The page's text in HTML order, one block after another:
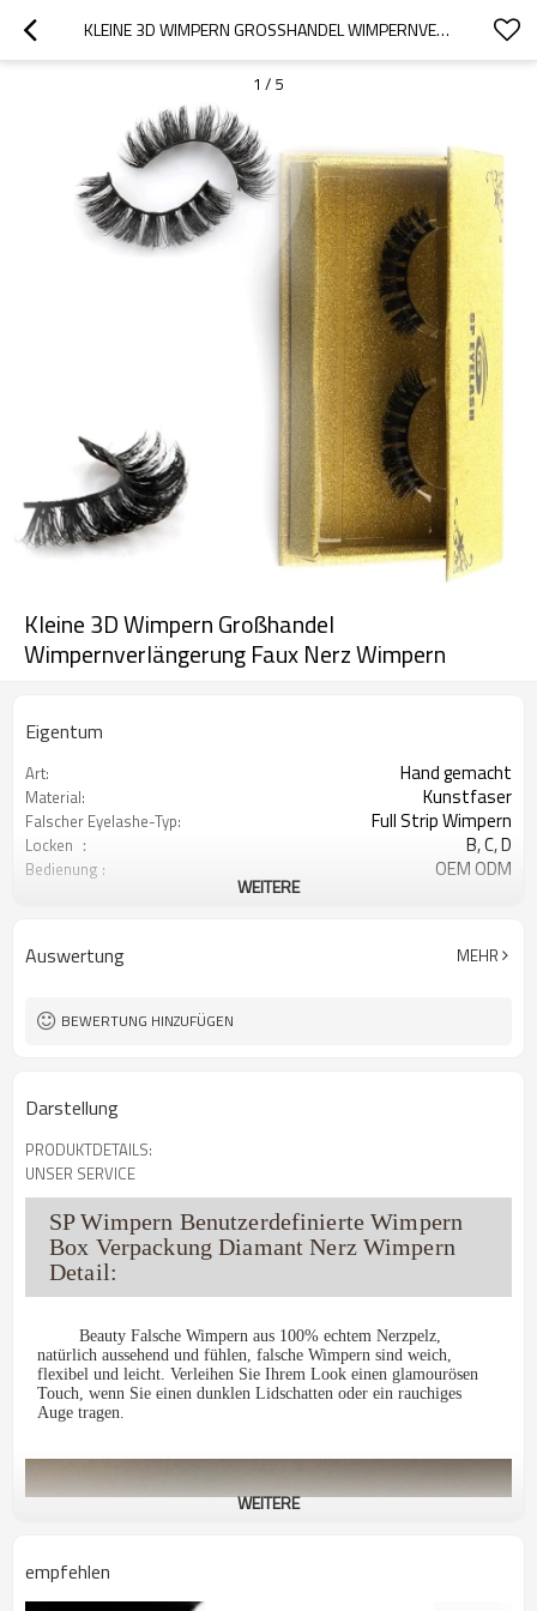
KLEINE 3D WIMPERN GROSSHANDEL WIMPERNVERLÄNGERUNG FAUX NERZ WIMPERN
1 / 5
Kleine 3D Wimpern Großhandel
Wimpernverlängerung Faux Nerz Wimpern
Eigentum
Art: Hand gemacht
Material: Kunstfaser
Falscher Eyelashe-Typ: Full Strip Wimpern
Locken ： B, C, D
Bedienung : OEM ODM
Maßgeschneiderte paket akzeptiert
WEITERE
Auswertung MEHR
BEWERTUNG HINZUFÜGEN
Darstellung
PRODUKTDETAILS:
UNSER SERVICE
SP Wimpern Benutzerdefinierte Wimpern
Box Verpackung Diamant Nerz Wimpern
Detail:
Beauty Falsche Wimpern aus 100% echtem Nerzpelz,
natürlich aussehend und fühlen, falsche Wimpern sind weich,
flexibel und leicht. Verleihen Sie Ihrem Look einen glamourösen
Touch, wenn Sie einen dunklen Lidschatten oder ein rauchiges
Auge tragen.
WEITERE
empfehlen